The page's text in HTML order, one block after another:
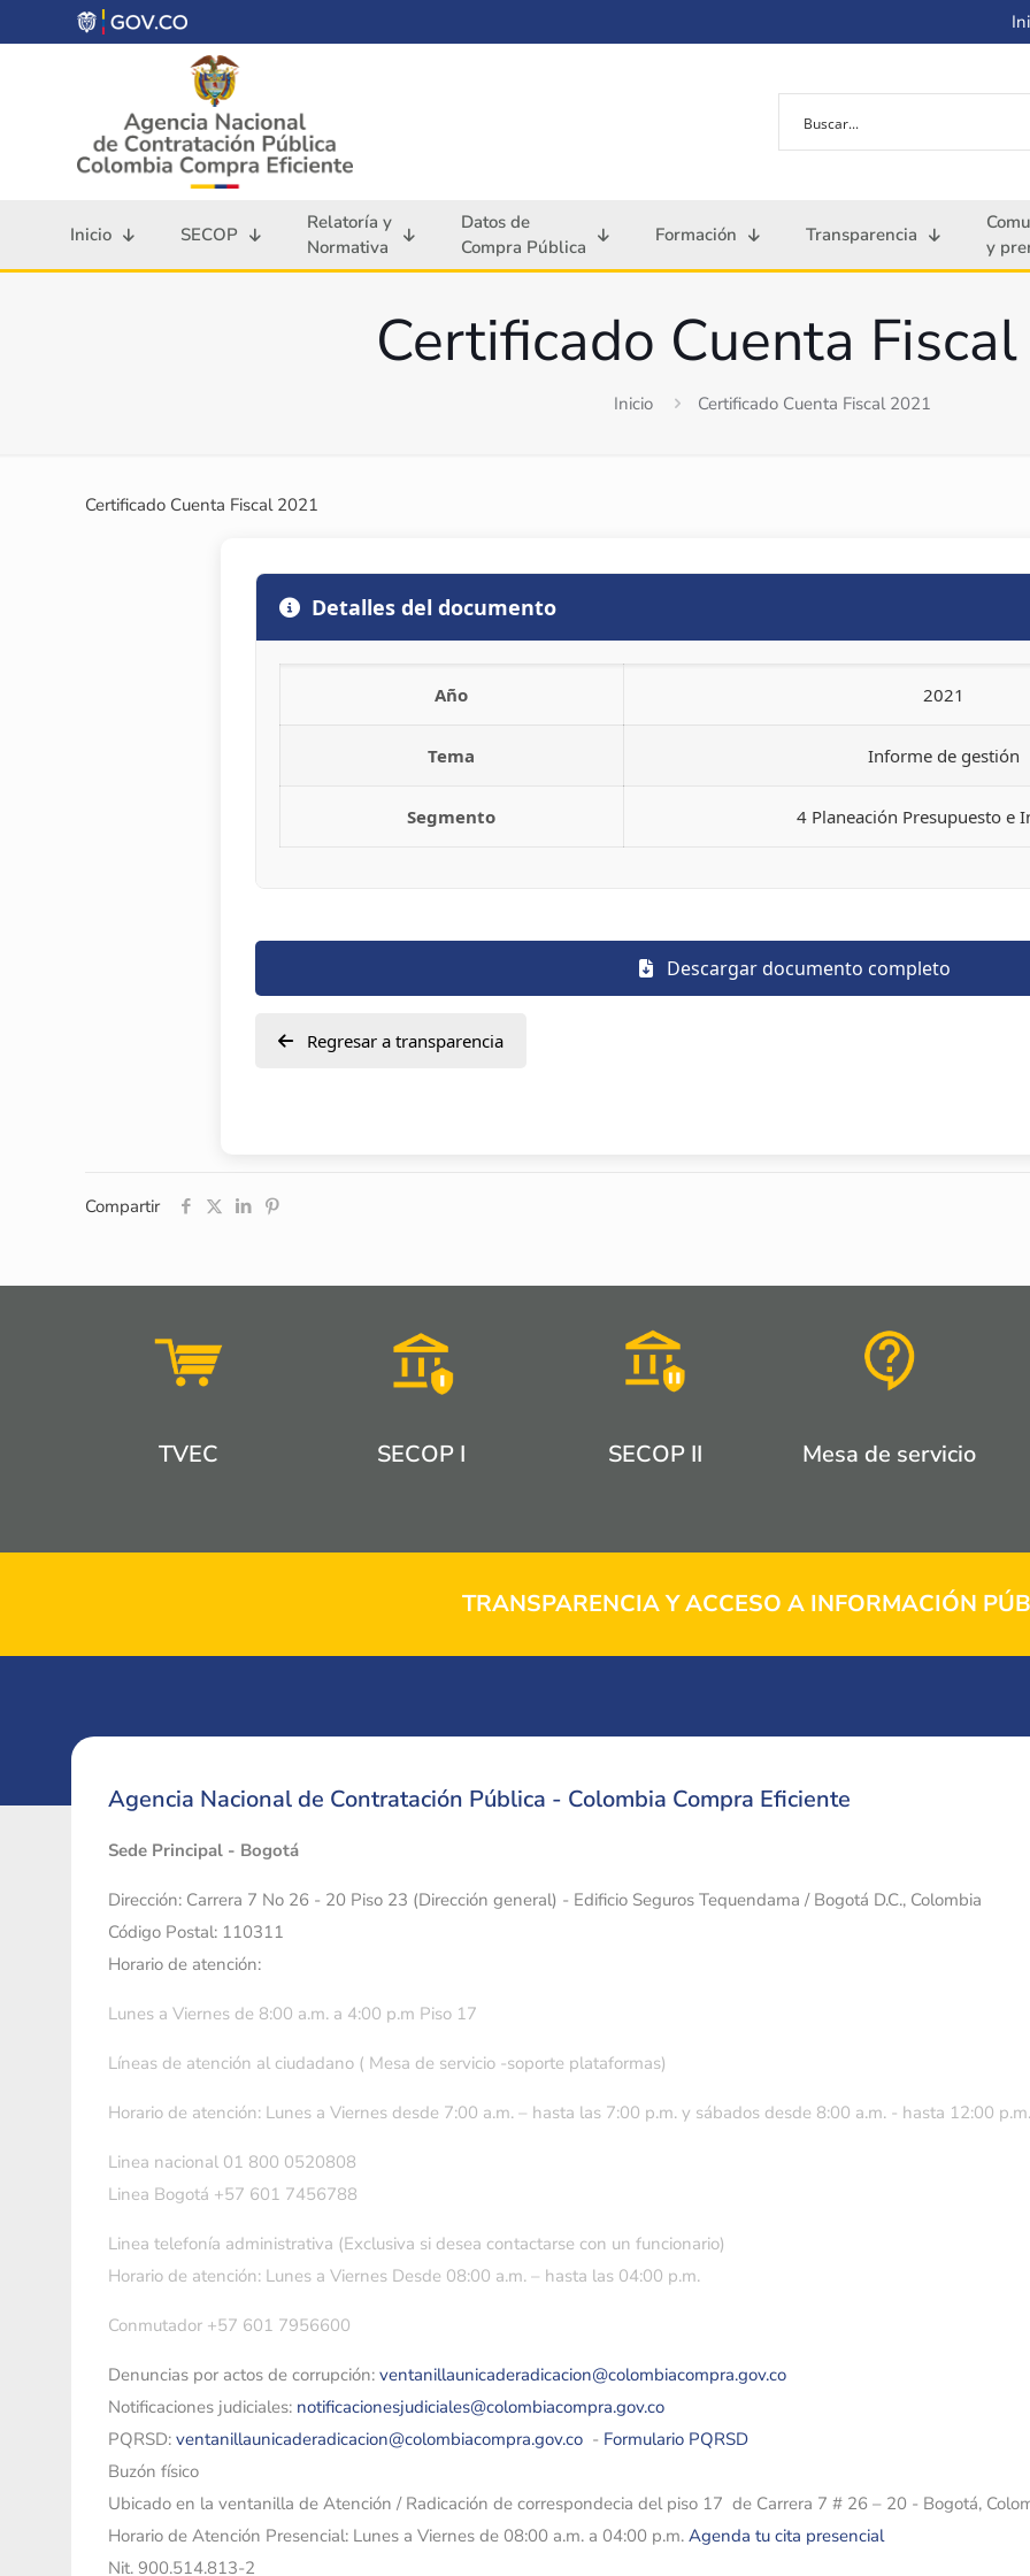
Inicio SECOP
Relatoría y
Normativa
Datos de
Compra Pública
Formación Transparencia
y
Certificado Cuenta
Inicio Certificado Cuenta Fiscal 2021
Certificado Cuenta Fiscal 2021
Detalles del documento
Año 2021
Tema Informe de gestión
Segmento 4 Planeación Presupuesto e
Descargar documento completo
Regresar a transparencia
Compartir
TVEC SECOP I SECOP II Mesa de servicio
TRANSPARENCIA Y ACCESO A INFORMACIÓN
Agencia Nacional de Contratación Pública - Colombia Compra Eficiente
Sede Principal - Bogotá
Dirección: Carrera 7 No 26 - 20 Piso 23 (Dirección general) - Edificio Seguros Tequendama / Bogotá D.C., Colombia
Código Postal: 110311
Horario de atención:
Lunes a Viernes de 8:00 a.m. a 4:00 p.m Piso 17
Líneas de atención al ciudadano ( Mesa de servicio -soporte plataformas)
Horario de atención: Lunes a Viernes desde 7:00 a.m. – hasta las 7:00 p.m. y sábados desde 8:00 a.m. - hasta 12:00 p.m.
Linea nacional 01 800 0520808
Linea Bogotá +57 601 7456788
Linea telefonía administrativa (Exclusiva si desea contactarse con un funcionario)
Horario de atención: Lunes a Viernes Desde 08:00 a.m. – hasta las 04:00 p.m.
Conmutador +57 601 7956600
Denuncias por actos de corrupción: ventanillaunicaderadicacion@colombiacompra.gov.co
Notificaciones judiciales: notificacionesjudiciales@colombiacompra.gov.co
PQRSD: ventanillaunicaderadicacion@colombiacompra.gov.co - Formulario PQRSD
Buzón físico
Ubicado en la ventanilla de Atención / Radicación de correspondecia del piso 17 de Carrera 7 # 26 – 20 - Bogotá,
Horario de Atención Presencial: Lunes a Viernes de 08:00 a.m. a 04:00 p.m. Agenda tu cita presencial
Nit. 900.514.813-2